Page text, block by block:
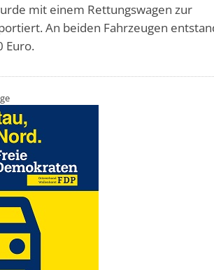
mit einem Rettungswagen zur
An beiden Fahrzeugen
Euro.